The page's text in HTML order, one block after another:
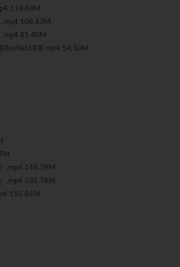
114.88M
.mp4 108.83M
81.40M
ResNet18等.mp4 54.50M
.mp4 148.39M
.mp4 332.78M
155.86M